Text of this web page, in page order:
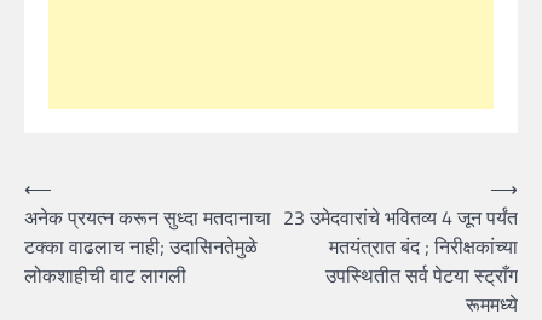
Post
navigation
⟵
अनेक प्रयत्न करून सुध्दा मतदानाचा
टक्का वाढलाच नाही; उदासिनतेमुळे
लोकशाहीची वाट लागली
23 उमेदवारांचे भवितव्य 4 जून पर्यंत
मतयंत्रात बंद ; निरीक्षकांच्या
उपस्थितीत सर्व पेटया स्ट्राँग
रूममध्ये
⟶